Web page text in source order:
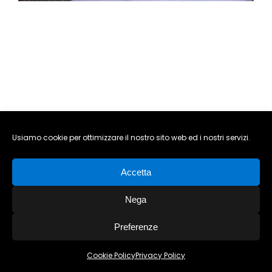
Usiamo cookie per ottimizzare il nostro sito web ed i nostri servizi.
Accetta
Nega
Preferenze
Cookie PolicyPrivacy Policy